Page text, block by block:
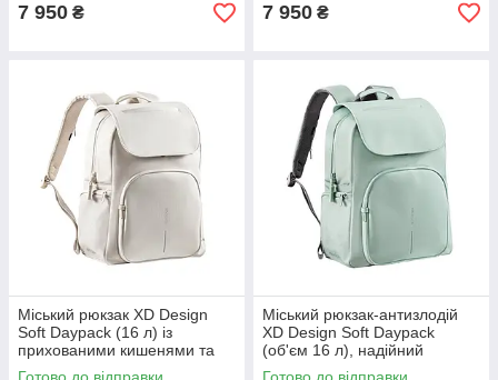
7 950 ₴ 7 950 ₴
Міський рюкзак XD Design
Soft Daypack (16 л) із
прихованими кишенями та
захистом від крадіжок і
Міський рюкзак-антизлодій
XD Design Soft Daypack
(об'єм 16 л), надійний
захисний рюкзак із захистом